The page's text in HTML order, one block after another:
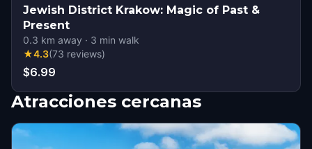
Jewish District Krakow: Magic of Past &
Present
0.3 km away · 3 min walk
★4.3(73 reviews)
$6.99
Atracciones cercanas